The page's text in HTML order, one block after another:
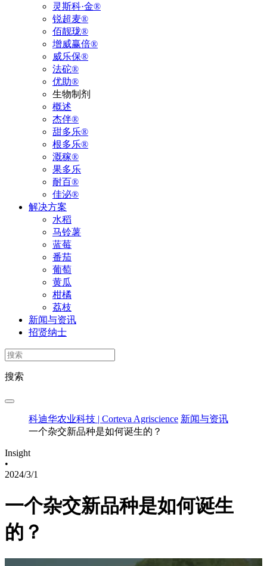
灵斯科·金®
锐超麦®
佰靓珑®
增威赢倍®
威乐保®
法砣®
优助®
生物制剂
概述
杰伴®
甜多乐®
根多乐®
溉稼®
果多乐
耐百®
佳泌®
解决方案
水稻
马铃薯
蓝莓
番茄
葡萄
黄瓜
柑橘
荔枝
新闻与资讯
招贤纳士
搜索
科迪华农业科技 | Corteva Agriscience 新闻与资讯
一个杂交新品种是如何诞生的？
Insight
•
2024/3/1
一个杂交新品种是如何诞生
的？